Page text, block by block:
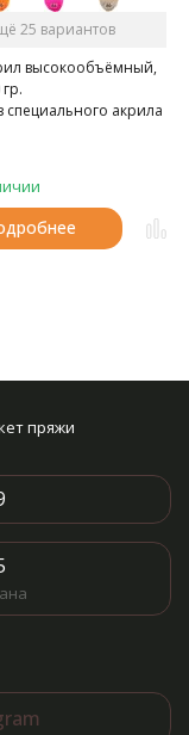
25 вариантов
высокообъёмный,
специального акрила
пряжи